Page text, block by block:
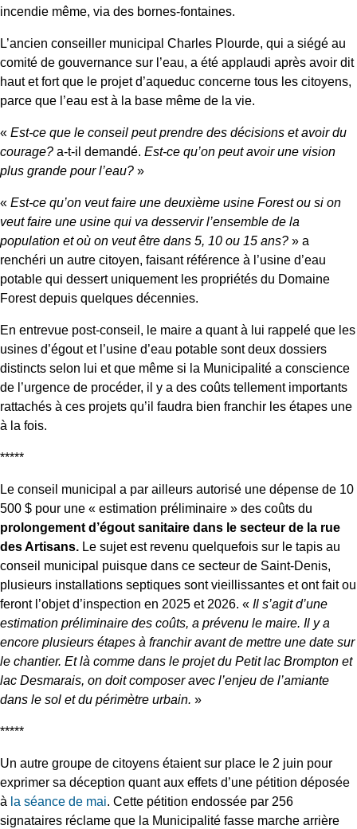
incendie même, via des bornes-fontaines.
L’ancien conseiller municipal Charles Plourde, qui a siégé au
comité de gouvernance sur l’eau, a été applaudi après avoir dit
haut et fort que le projet d’aqueduc concerne tous les citoyens,
parce que l’eau est à la base même de la vie.
« Est-ce que le conseil peut prendre des décisions et avoir du
courage? a-t-il demandé. Est-ce qu’on peut avoir une vision
plus grande pour l’eau? »
« Est-ce qu’on veut faire une deuxième usine Forest ou si on
veut faire une usine qui va desservir l’ensemble de la
population et où on veut être dans 5, 10 ou 15 ans? » a
renchéri un autre citoyen, faisant référence à l’usine d’eau
potable qui dessert uniquement les propriétés du Domaine
Forest depuis quelques décennies.
En entrevue post-conseil, le maire a quant à lui rappelé que les
usines d’égout et l’usine d’eau potable sont deux dossiers
distincts selon lui et que même si la Municipalité a conscience
de l’urgence de procéder, il y a des coûts tellement importants
rattachés à ces projets qu’il faudra bien franchir les étapes une
à la fois.
*****
Le conseil municipal a par ailleurs autorisé une dépense de 10
500 $ pour une « estimation préliminaire » des coûts du
prolongement d’égout sanitaire dans le secteur de la rue
des Artisans. Le sujet est revenu quelquefois sur le tapis au
conseil municipal puisque dans ce secteur de Saint-Denis,
plusieurs installations septiques sont vieillissantes et ont fait ou
feront l’objet d’inspection en 2025 et 2026. « Il s’agit d’une
estimation préliminaire des coûts, a prévenu le maire. Il y a
encore plusieurs étapes à franchir avant de mettre une date sur
le chantier. Et là comme dans le projet du Petit lac Brompton et
lac Desmarais, on doit composer avec l’enjeu de l’amiante
dans le sol et du périmètre urbain. »
*****
Un autre groupe de citoyens étaient sur place le 2 juin pour
exprimer sa déception quant aux effets d’une pétition déposée
à la séance de mai. Cette pétition endossée par 256
signataires réclame que la Municipalité fasse marche arrière